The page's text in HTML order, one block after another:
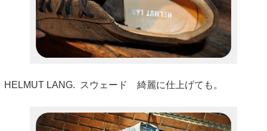
HELMUT LANG. スウェード 綺麗に仕上げても。